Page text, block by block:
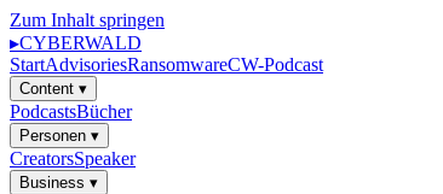
Zum Inhalt springen
▸CYBERWALD
StartAdvisoriesRansomwareCW-Podcast
Content ▾
PodcastsBücher
Personen ▾
CreatorsSpeaker
Business ▾